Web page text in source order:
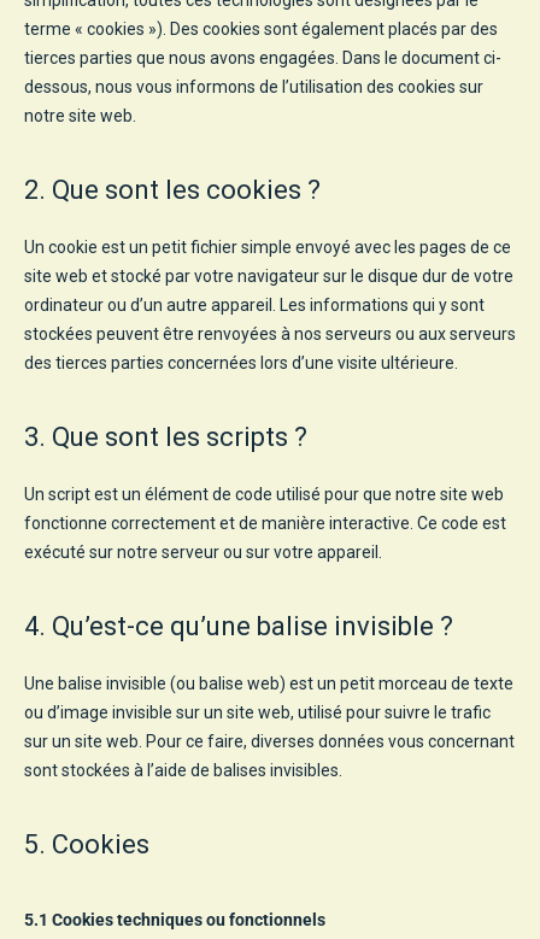
terme « cookies »). Des cookies sont également placés par des
tierces parties que nous avons engagées. Dans le document ci-
dessous, nous vous informons de l’utilisation des cookies sur
notre site web.
2. Que sont les cookies ?
Un cookie est un petit fichier simple envoyé avec les pages de ce
site web et stocké par votre navigateur sur le disque dur de votre
ordinateur ou d’un autre appareil. Les informations qui y sont
stockées peuvent être renvoyées à nos serveurs ou aux serveurs
des tierces parties concernées lors d’une visite ultérieure.
3. Que sont les scripts ?
Un script est un élément de code utilisé pour que notre site web
fonctionne correctement et de manière interactive. Ce code est
exécuté sur notre serveur ou sur votre appareil.
4. Qu’est-ce qu’une balise invisible ?
Une balise invisible (ou balise web) est un petit morceau de texte
ou d’image invisible sur un site web, utilisé pour suivre le trafic
sur un site web. Pour ce faire, diverses données vous concernant
sont stockées à l’aide de balises invisibles.
5. Cookies
5.1 Cookies techniques ou fonctionnels